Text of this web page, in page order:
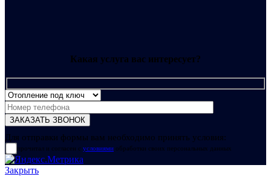
Какая услуга вас интересует?
Для отправки формы вам необходимо принять условия:
прочитал и согласен с условиями обработки своих персональных данных
Закрыть